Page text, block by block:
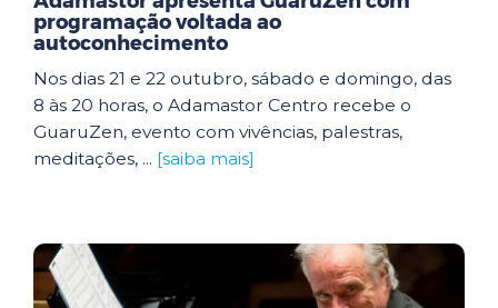
programação voltada ao
autoconhecimento
Nos dias 21 e 22 outubro, sábado e domingo, das
8 às 20 horas, o Adamastor Centro recebe o
GuaruZen, evento com vivências, palestras,
meditações, ... [saiba mais]